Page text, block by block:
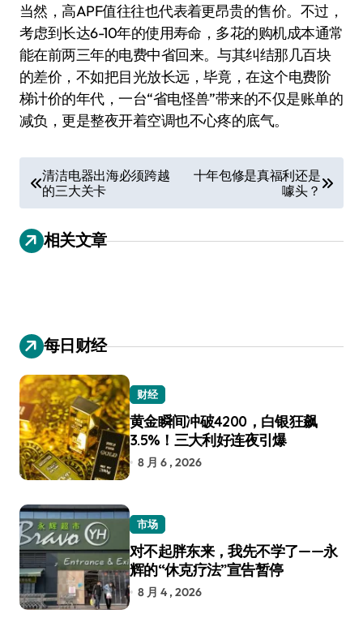
当然，高APF值往往也代表着更昂贵的售价。不过，
考虑到长达6-10年的使用寿命，多花的购机成本通常
能在前两三年的电费中省回来。与其纠结那几百块
的差价，不如把目光放长远，毕竟，在这个电费阶
梯计价的年代，一台“省电怪兽”带来的不仅是账单的
减负，更是整夜开着空调也不心疼的底气。
章
导
航
清洁电器出海必须跨越
的三大关卡
十年包修是真福利还是
噱头？
相关文章
每日财经
财经
黄金瞬间冲破4200，白银狂飙
3.5%！三大利好连夜引爆
8 月 6 , 2026
市场
对不起胖东来，我先不学了——永
辉的“休克疗法”宣告暂停
8 月 4 , 2026